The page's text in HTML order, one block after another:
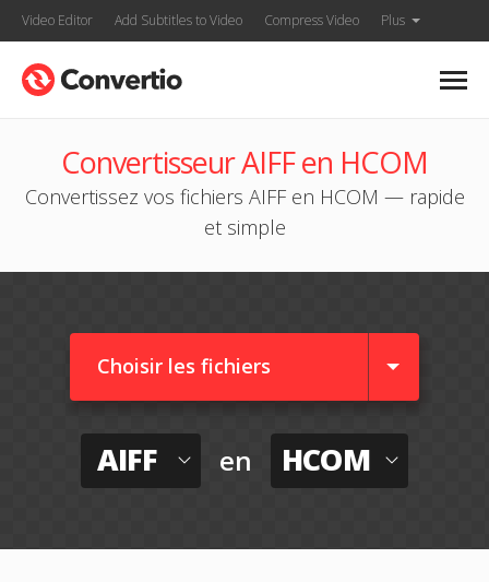
Video Editor Add Subtitles to Video Compress Video Plus
Convertisseur AIFF en HCOM
Convertissez vos fichiers AIFF en HCOM — rapide
et simple
Choisir les fichiers
AIFF en HCOM